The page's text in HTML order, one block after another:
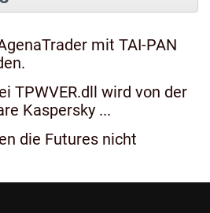
mit TAI-PAN
TPWVER.dll wird von der
Kaspersky ...
die Futures nicht